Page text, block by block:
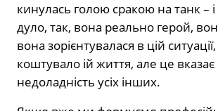
кинулась голою сракою на танк – і
дуло, так, вона реально герой,
вона зорієнтувалася в цій
коштувало ій життя, але це вказає
недоладність усіх інших.